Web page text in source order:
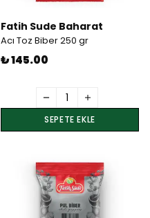
Fatih Sude Baharat
Acı Toz Biber 250 gr
₺ 145.00
SEPETE EKLE